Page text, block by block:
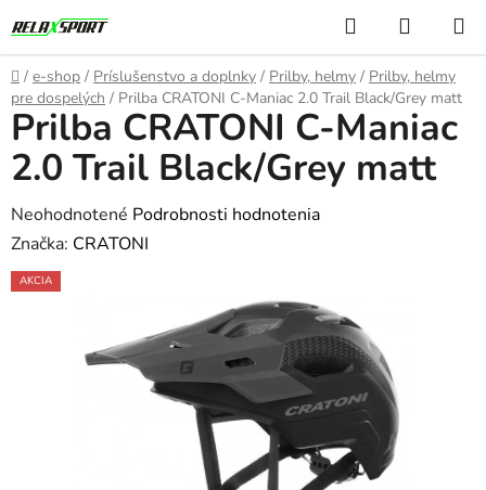
na
obsah
Hľadať
KOŠÍK
Domov
/ e-shop / Príslušenstvo a doplnky / Prilby, helmy / Prilby, helmy
pre dospelých / Prilba CRATONI C-Maniac 2.0 Trail Black/Grey matt
Prilba CRATONI C-Maniac
2.0 Trail Black/Grey matt
Priemerné
hodnotenie
produktu
Neohodnotené Podrobnosti hodnotenia
Značka: CRATONI
AKCIA